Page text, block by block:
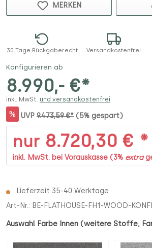
MERKEN
30 Tage Rückgaberecht Versandkostenfrei
Konfigurieren ab
8.990,- €*
inkl. MwSt. und versandkostenfrei
% UVP 9.473,59 €* (5% gespart)
nur 8.720,30 € *
inkl. MwSt. bei Vorauskasse (3% extra
Lieferzeit 35-40 Werktage
Art-Nr.: BE-FLATHOUSE-FH1-WOOD-KONFI
Auswahl Farbe Innen (weitere Stoffe,